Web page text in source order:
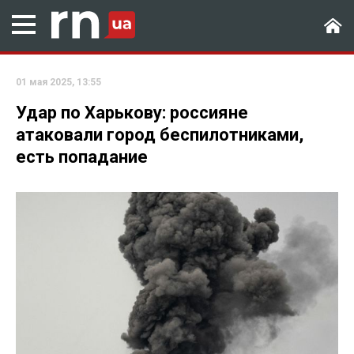
01 мая 2025, 13:55
Удар по Харькову: россияне
атаковали город беспилотниками,
есть попадание